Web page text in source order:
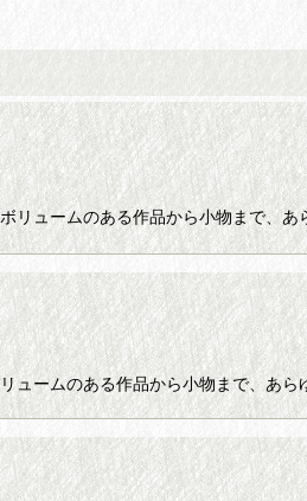
ュームのある作品から小物まで、
ームのある作品から小物まで、あ